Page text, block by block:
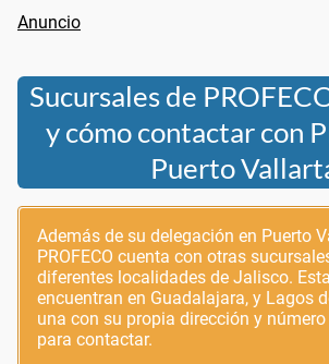
Sucursales de
y cómo contactar con
Puerto
Además de su delegación en Puerto
PROFECO cuenta con otras
diferentes localidades de Jalisco.
encuentran en Guadalajara, y Lagos
una con su propia dirección y
para contactar.